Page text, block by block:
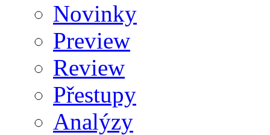
Novinky
Preview
Review
Přestupy
Analýzy